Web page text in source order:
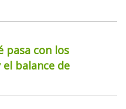
pasa con los
balance de